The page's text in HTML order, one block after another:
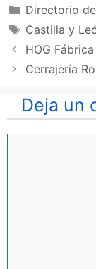
Categorías
Directorio
Etiquetas
Castilla y
HOG
Cerrajería
Deja un